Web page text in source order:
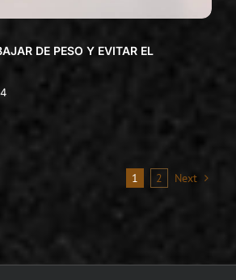
DE PESO Y EVITAR EL
1 2 Next